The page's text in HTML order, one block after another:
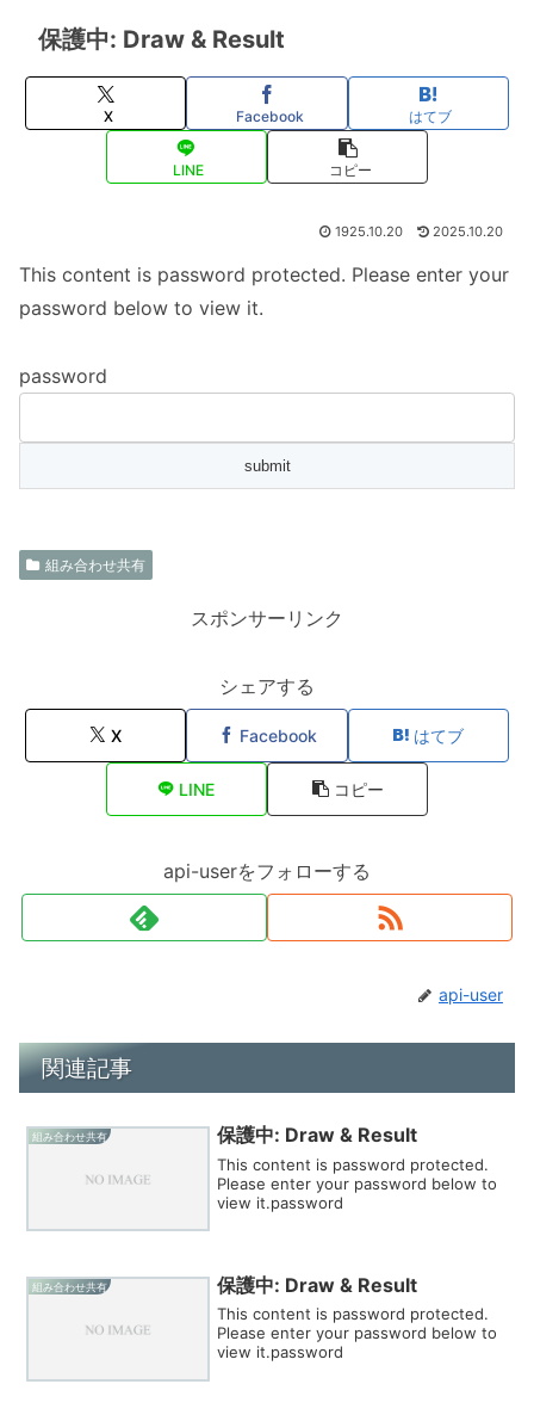
保護中: Draw & Result
X Facebook はてブ
LINE コピー
1925.10.20 2025.10.20
This content is password protected. Please enter your
password below to view it.
password
組み合わせ共有
スポンサーリンク
シェアする
X Facebook はてブ
LINE コピー
api-userをフォローする
api-user
関連記事
組み合わせ共有 保護中: Draw & Result
This content is password protected.
Please enter your password below to
view it.password
組み合わせ共有 保護中: Draw & Result
This content is password protected.
Please enter your password below to
view it.password